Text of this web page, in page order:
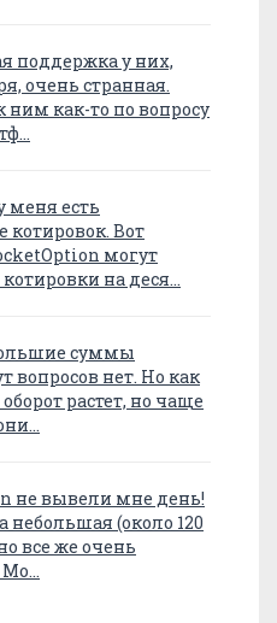
поддержка у них,
очень странная.
ним как-то по вопросу
меня есть
котировок. Вот
могут
на деся…
суммы
вопросов нет. Но как
растет, но чаще
не вывели мне день!
(около 120
все же очень
Мо…